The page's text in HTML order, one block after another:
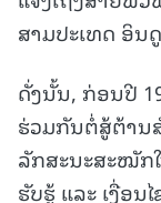
ສາມປະເທດ ອິນ
ດັ່ງນັ້ນ, ກ່ອນປີ
ຮ່ວມກັນຕໍ່ສູ້ຕ້ານ
ລັກສະນະສະໝັກ
ຮັບຮູ້ ແລະ ເງື່ອ